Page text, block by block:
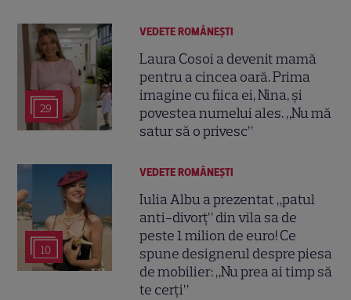
29
VEDETE ROMÂNEŞTI
Laura Cosoi a devenit mamă
pentru a cincea oară. Prima
imagine cu fiica ei, Nina, și
povestea numelui ales. „Nu mă
satur să o privesc”
10
VEDETE ROMÂNEŞTI
Iulia Albu a prezentat „patul
anti-divorț” din vila sa de
peste 1 milion de euro! Ce
spune designerul despre piesa
de mobilier: „Nu prea ai timp să
te cerți”